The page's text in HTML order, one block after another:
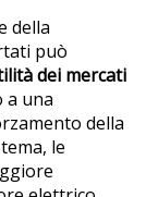
della
può
dei mercati
a una
della
le